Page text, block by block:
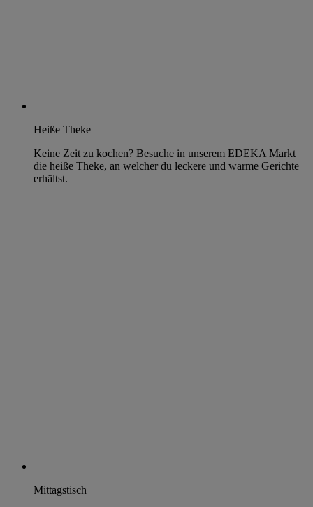
Heiße Theke
Keine Zeit zu kochen? Besuche in unserem EDEKA Markt
die heiße Theke, an welcher du leckere und warme Gerichte
erhältst.
Mittagstisch